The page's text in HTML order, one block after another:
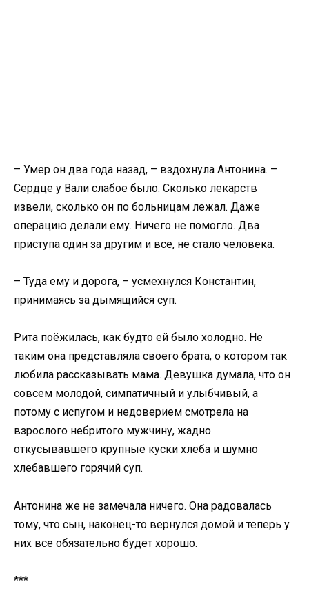
– Умер он два года назад, – вздохнула Антонина. –
Сердце у Вали слабое было. Сколько лекарств
извели, сколько он по больницам лежал. Даже
операцию делали ему. Ничего не помогло. Два
приступа один за другим и все, не стало человека.
– Туда ему и дорога, – усмехнулся Константин,
принимаясь за дымящийся суп.
Рита поёжилась, как будто ей было холодно. Не
таким она представляла своего брата, о котором так
любила рассказывать мама. Девушка думала, что он
совсем молодой, симпатичный и улыбчивый, а
потому с испугом и недоверием смотрела на
взрослого небритого мужчину, жадно
откусывавшего крупные куски хлеба и шумно
хлебавшего горячий суп.
Антонина же не замечала ничего. Она радовалась
тому, что сын, наконец-то вернулся домой и теперь у
них все обязательно будет хорошо.
***